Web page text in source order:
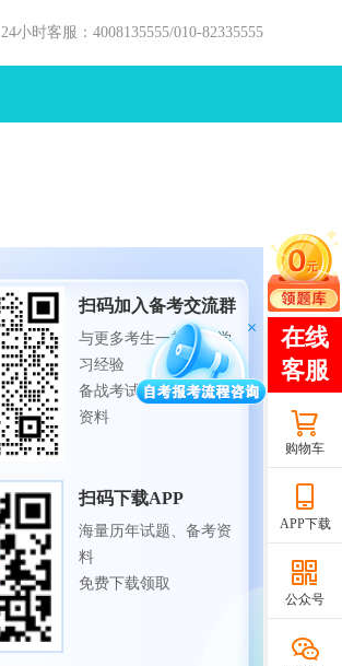
24小时客服：4008135555/010-82335555
扫码加入备考交流群
与更多考生一起交流学
习经验
备战考试，获取试题及
资料
扫码下载APP
海量历年试题、备考资
料
免费下载领取
购物车
APP下载
公众号